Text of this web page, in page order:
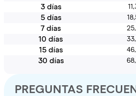
3 días
5 días
7 días
10 días
15 días
30 días
PREGUNTAS